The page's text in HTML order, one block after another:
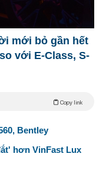
mới bỏ gần hết
với E-Class, S-
Copy link
Bentley
hơn VinFast Lux